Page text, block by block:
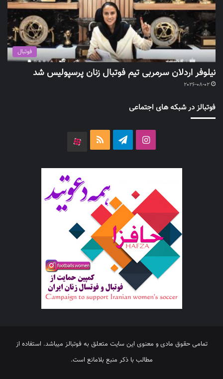
فوتبال
نیلوفر اردلان سرمربی تیم فوتبال زنان پرسپولیس شد
2026-08-02
فوتبالز در شبکه های اجتماعی
اینستاگرامتلگرام خوراک
تمامی حقوق مادی و معنوی این سایت متعلق به فوتبالز میباشد. استفاده از
مطالب با ذکر منبع بلامانع است.